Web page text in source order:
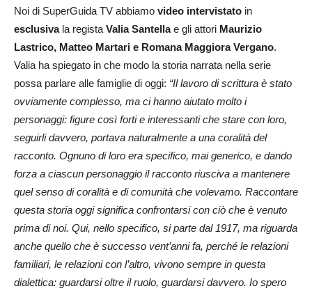
Noi di SuperGuida TV abbiamo video intervistato in
esclusivala regista Valia Santellae gli attori Maurizio
Lastrico, Matteo Martari e Romana Maggiora Vergano.
Valia ha spiegato in che modo la storia narrata nella serie
possa parlare alle famiglie di oggi: “Il lavoro di scrittura è stato
ovviamente complesso, ma ci hanno aiutato molto i
personaggi: figure così forti e interessanti che stare con loro,
seguirli davvero, portava naturalmente a una coralità del
racconto. Ognuno di loro era specifico, mai generico, e dando
forza a ciascun personaggio il racconto riusciva a mantenere
quel senso di coralità e di comunità che volevamo. Raccontare
questa storia oggi significa confrontarsi con ciò che è venuto
prima di noi. Qui, nello specifico, si parte dal 1917, ma riguarda
anche quello che è successo vent’anni fa, perché le relazioni
familiari, le relazioni con l’altro, vivono sempre in questa
dialettica: guardarsi oltre il ruolo, guardarsi davvero. Io spero